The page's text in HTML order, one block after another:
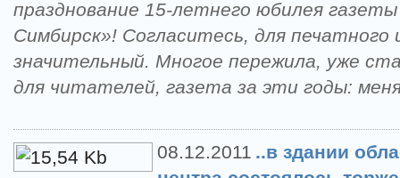
празднование 15-летнего юбилея
Симбирск»! Согласитесь, для печатного
значительный. Многое пережила, уже
для читателей, газета за эти годы:
08.12.2011 ..в здании